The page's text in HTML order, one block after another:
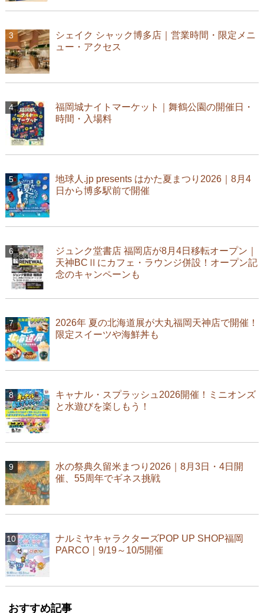
シェイク シャック博多店｜営業時間・限定メニ
ュー・アクセス
福岡城ナイトマーケット｜舞鶴公園の開催日・
時間・入場料
地球人.jp presents はかた夏まつり2026｜8月4
日から博多駅前で開催
ジュンク堂書店 福岡店が8月4日移転オープン｜
天神BCⅡにカフェ・ラウンジ併設！オープン記
念のキャンペーンも
2026年 夏の北海道展が大丸福岡天神店で開催！
限定スイーツや海鮮丼も
キャナル・スプラッシュ2026開催！ミニオンズ
と水遊びを楽しもう！
水の祭典久留米まつり2026｜8月3日・4日開
催、55周年でギネス挑戦
ナルミヤキャラクターズPOP UP SHOP福岡
PARCO｜9/19～10/5開催
おすすめ記事